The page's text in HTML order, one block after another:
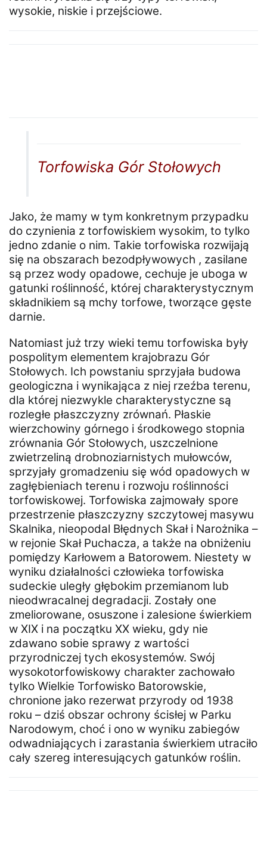
wysokie, niskie i przejściowe.
Torfowiska Gór Stołowych
Jako, że mamy w tym konkretnym przypadku
do czynienia z torfowiskiem wysokim, to tylko
jedno zdanie o nim. Takie torfowiska rozwijają
się na obszarach bezodpływowych , zasilane
są przez wody opadowe, cechuje je uboga w
gatunki roślinność, której charakterystycznym
składnikiem są mchy torfowe, tworzące gęste
darnie.
Natomiast już trzy wieki temu torfowiska były
pospolitym elementem krajobrazu Gór
Stołowych. Ich powstaniu sprzyjała budowa
geologiczna i wynikająca z niej rzeźba terenu,
dla której niezwykle charakterystyczne są
rozległe płaszczyzny zrównań. Płaskie
wierzchowiny górnego i środkowego stopnia
zrównania Gór Stołowych, uszczelnione
zwietrzeliną drobnoziarnistych mułowców,
sprzyjały gromadzeniu się wód opadowych w
zagłębieniach terenu i rozwoju roślinności
torfowiskowej. Torfowiska zajmowały spore
przestrzenie płaszczyzny szczytowej masywu
Skalnika, nieopodal Błędnych Skał i Narożnika –
w rejonie Skał Puchacza, a także na obniżeniu
pomiędzy Karłowem a Batorowem. Niestety w
wyniku działalności człowieka torfowiska
sudeckie uległy głębokim przemianom lub
nieodwracalnej degradacji. Zostały one
zmeliorowane, osuszone i zalesione świerkiem
w XIX i na początku XX wieku, gdy nie
zdawano sobie sprawy z wartości
przyrodniczej tych ekosystemów. Swój
wysokotorfowiskowy charakter zachowało
tylko Wielkie Torfowisko Batorowskie,
chronione jako rezerwat przyrody od 1938
roku – dziś obszar ochrony ścisłej w Parku
Narodowym, choć i ono w wyniku zabiegów
odwadniających i zarastania świerkiem utraciło
cały szereg interesujących gatunków roślin.